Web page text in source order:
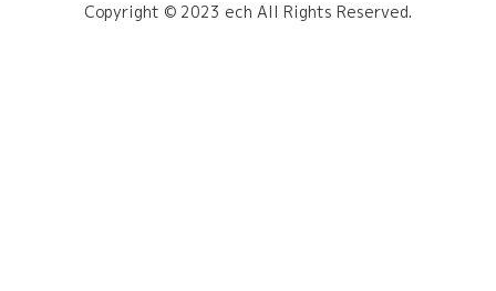
Copyright © 2023 ech All Rights Reserved.